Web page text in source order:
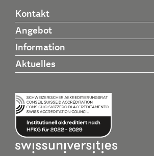
Kontakt
Angebot
Information
Aktuelles